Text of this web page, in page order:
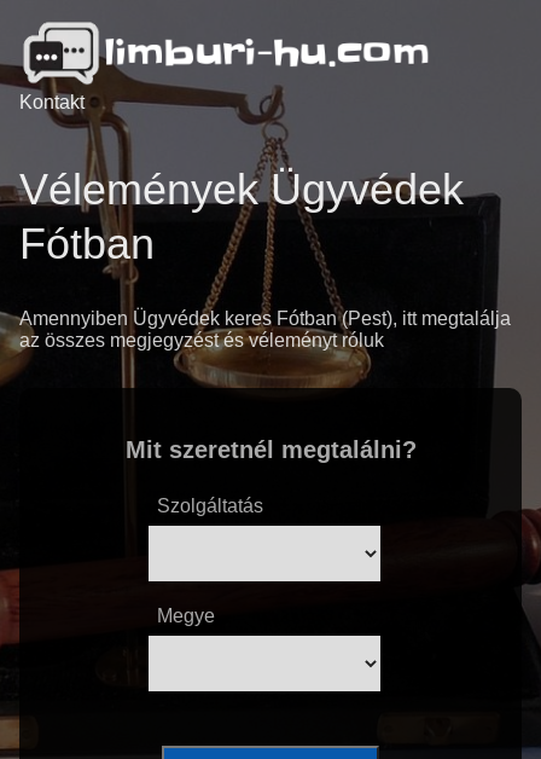
Kontakt
Vélemények Ügyvédek
Fótban
Amennyiben Ügyvédek keres Fótban (Pest), itt megtalálja
az összes megjegyzést és véleményt róluk
Mit szeretnél megtalálni?
Szolgáltatás
Megye